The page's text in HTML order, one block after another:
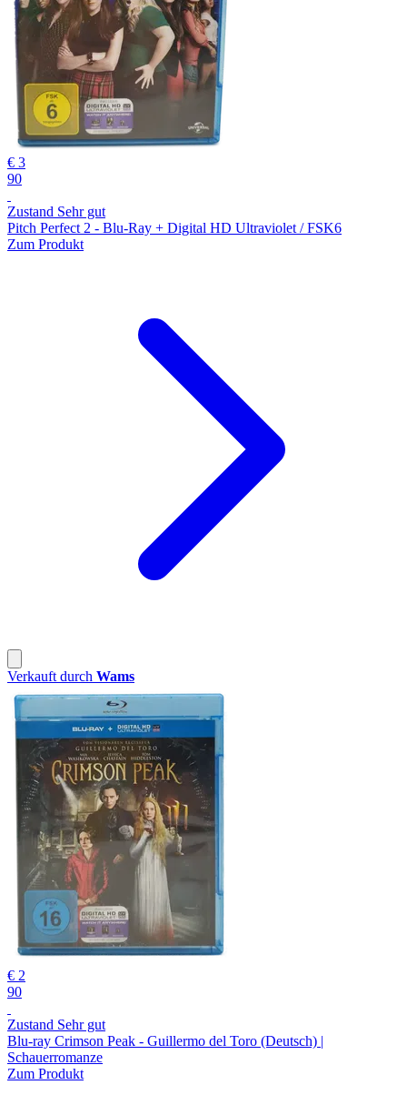
€ 3
90
Zustand Sehr gut
Pitch Perfect 2 - Blu-Ray + Digital HD Ultraviolet / FSK6
Zum Produkt
Verkauft durch Wams
€ 2
90
Zustand Sehr gut
Blu-ray Crimson Peak - Guillermo del Toro (Deutsch) |
Schauerromanze
Zum Produkt